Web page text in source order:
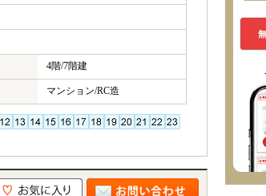
4階/7階建
マンション/RC造